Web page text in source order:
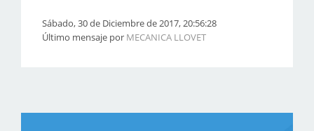
Sábado, 30 de Diciembre de 2017, 20:56:28
Último mensaje por MECANICA LLOVET